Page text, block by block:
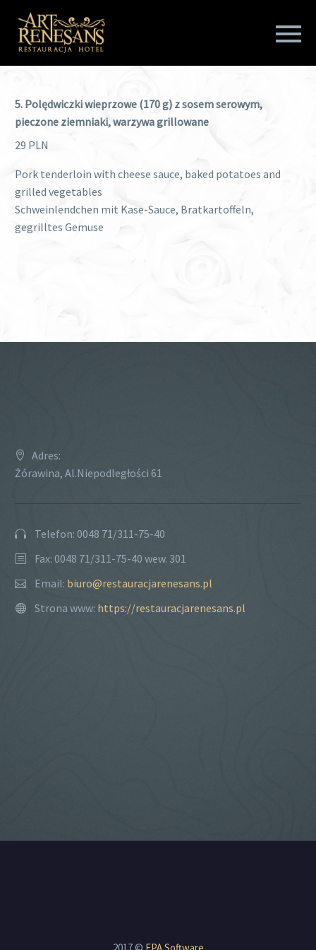
5. Polędwiczki wieprzowe (170 g) z sosem serowym,
pieczone ziemniaki, warzywa grillowane
29 PLN
Pork tenderloin with cheese sauce, baked potatoes and
grilled vegetables
Schweinlendchen mit Kase-Sauce, Bratkartoffeln,
gegrilltes Gemuse
Adres:
Żórawina, Al.Niepodległości 61
Telefon: 0048 71/311-75-40
Fax: 0048 71/311-75-40 wew. 301
Email: biuro@restauracjarenesans.pl
Strona www: https://restauracjarenesans.pl